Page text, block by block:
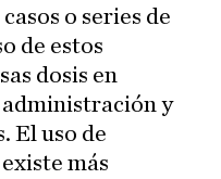
o series de
de estos
dosis en
y
El uso de
más